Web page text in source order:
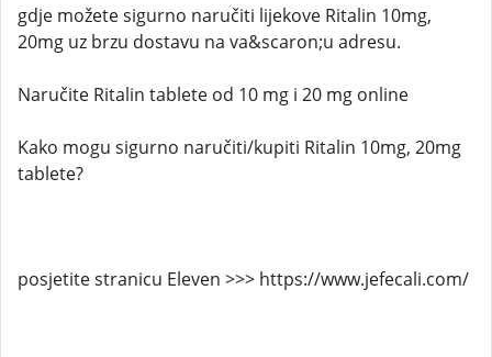
gdje možete sigurno naručiti lijekove Ritalin 10mg,
20mg uz brzu dostavu na va&scaron;u adresu.
Naručite Ritalin tablete od 10 mg i 20 mg online
Kako mogu sigurno naručiti/kupiti Ritalin 10mg, 20mg
tablete?
posjetite stranicu Eleven >>> https://www.jefecali.com/